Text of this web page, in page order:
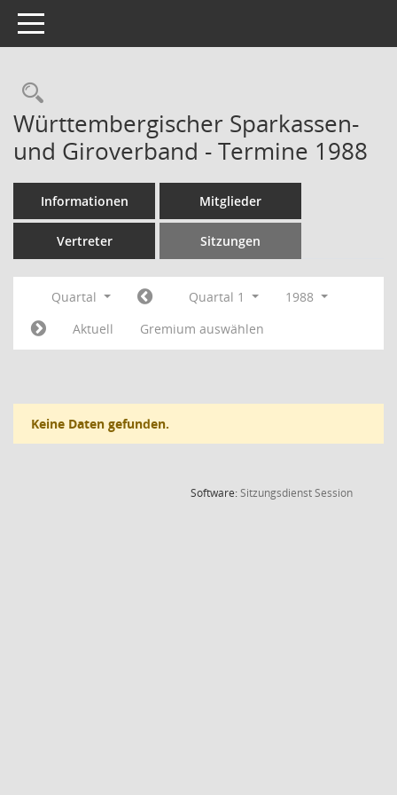
Toggle navigation
Rechercheauswahl
Württembergischer Sparkassen-
und Giroverband - Termine 1988
Informationen Mitglieder
Vertreter Sitzungen
Quartal Quartal 1
1988
Aktuell
Gremium auswählen
Keine Daten gefunden.
Software:SitzungsdienstSession(Wird in